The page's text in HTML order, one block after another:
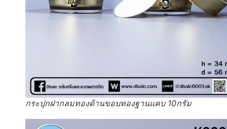
กระปุกฝากลมทองด้านขอบทองฐานแคบ 10กรัม